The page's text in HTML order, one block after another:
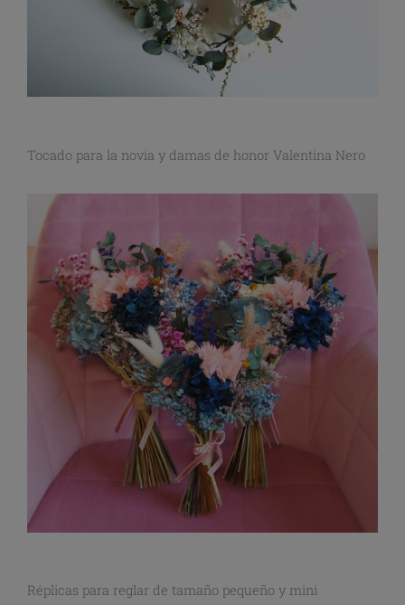
Tocado para la novia y damas de honor Valentina Nero
Réplicas para reglar de tamaño pequeño y mini